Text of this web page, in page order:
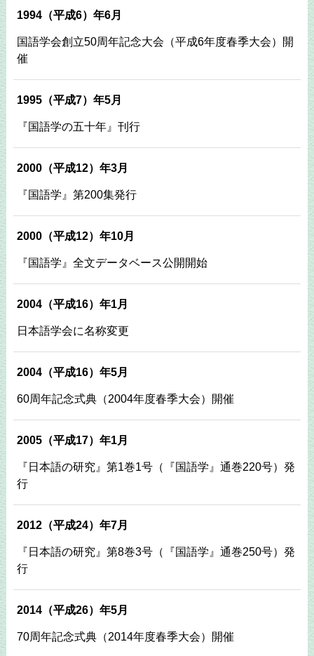
1994（平成6）年6月
国語学会創立50周年記念大会（平成6年度春季大会）開
催
1995（平成7）年5月
『国語学の五十年』刊行
2000（平成12）年3月
『国語学』第200集発行
2000（平成12）年10月
『国語学』全文データベース公開開始
2004（平成16）年1月
日本語学会に名称変更
2004（平成16）年5月
60周年記念式典（2004年度春季大会）開催
2005（平成17）年1月
『日本語の研究』第1巻1号（『国語学』通巻220号）発
行
2012（平成24）年7月
『日本語の研究』第8巻3号（『国語学』通巻250号）発
行
2014（平成26）年5月
70周年記念式典（2014年度春季大会）開催